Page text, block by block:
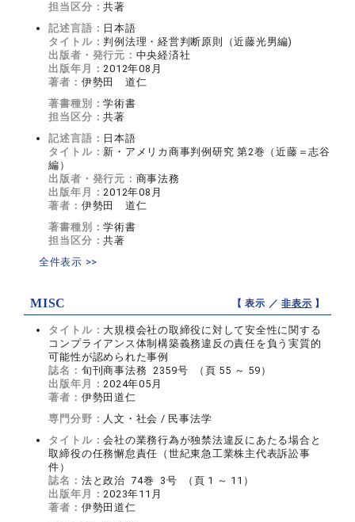
担当区分：共著
記述言語： 日本語
タイトル： 判例法理・経営判断原則（近藤光男編)
出版者・発行元： 中央経済社
出版年月：2012年08月
著者： 伊勢田 道仁
著書種別：学術書
担当区分：共著
記述言語： 日本語
タイトル： 新・アメリカ商事判例研究 第2巻（近藤＝志谷
編）
出版者・発行元： 商事法務
出版年月：2012年08月
著者： 伊勢田 道仁
著書種別：学術書
担当区分：共著
全件表示 >>
MISC 【 表示 ／非表示 】
タイトル： 大規模会社の取締役に対して安全性に関する
コンプライアンス体制構築義務違反の責任を負う実質的
可能性が認められた事例
誌名： 旬刊商事法務 2359号 （頁 55 ～ 59）
出版年月：2024年05月
著者： 伊勢田道仁
専門分野： 人文・社会 / 民事法学
タイトル：会社の業務行為が独禁法違反にあたる場合と
取締役の任務懈怠責任（世紀東急工業株主代表訴訟事
件）
誌名： 法と政治 74巻 3号 （頁 1 ～ 11）
出版年月：2023年11月
著者： 伊勢田道仁